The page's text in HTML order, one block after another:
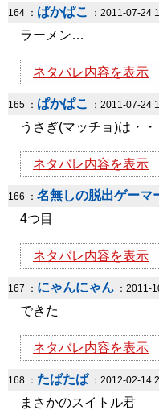
164 ： ぱかぱこ ：2011-07-24
ラーメン…
ネタバレ内容を表示
165 ： ぱかぱこ ：2011-07-24
うさぎ(マッチョ)は・・
ネタバレ内容を表示
166 ： 名無しの脱出ゲーマ
4つ目
ネタバレ内容を表示
167 ： にゃんにゃん ：2011-
できた
ネタバレ内容を表示
168 ： たばたば ：2012-02-14
まさかのスイトル君